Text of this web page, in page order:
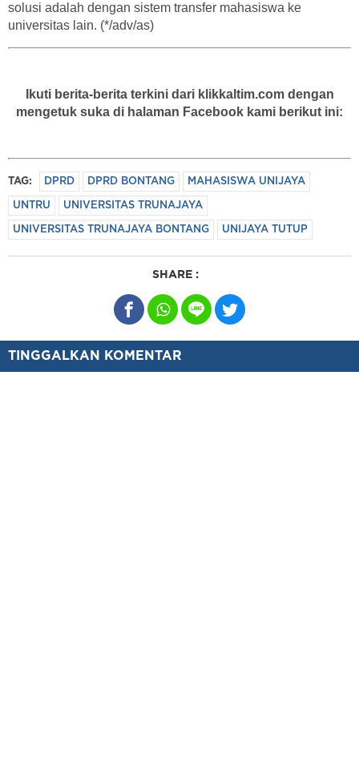
solusi adalah dengan sistem transfer mahasiswa ke
universitas lain. (*/adv/as)
Ikuti berita-berita terkini dari klikkaltim.com dengan
mengetuk suka di halaman Facebook kami berikut ini:
TAG: DPRD DPRD BONTANG MAHASISWA UNIJAYA
UNTRU UNIVERSITAS TRUNAJAYA
UNIVERSITAS TRUNAJAYA BONTANG UNIJAYA TUTUP
SHARE :
TINGGALKAN KOMENTAR